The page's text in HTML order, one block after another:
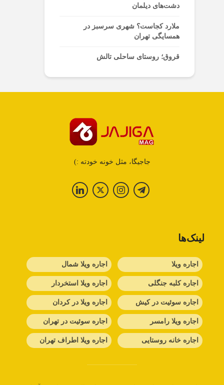
دشت‌های دیلمان
ملارد کجاست؟ شهری سرسبز در
همسایگی تهران
قروق؛ روستای ساحلی تالش
جاجیگا، مثل خونه خودته :)
لینک‌ها
اجاره ویلا اجاره ویلا شمال
اجاره کلبه جنگلی اجاره ویلا استخردار
اجاره سوئیت در کیش اجاره ویلا در کردان
اجاره ویلا رامسر اجاره سوئیت در تهران
اجاره خانه روستایی اجاره ویلا اطراف تهران